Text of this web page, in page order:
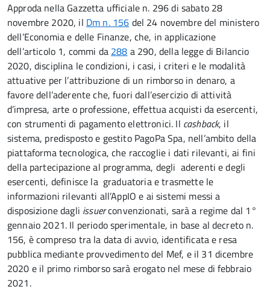
Approda nella Gazzetta ufficiale n. 296 di sabato 28
novembre 2020, il Dm n. 156 del 24 novembre del ministero
dell’Economia e delle Finanze, che, in applicazione
dell’articolo 1, commi da 288 a 290, della legge di Bilancio
2020, disciplina le condizioni, i casi, i criteri e le modalità
attuative per l’attribuzione di un rimborso in denaro, a
favore dell’aderente che, fuori dall’esercizio di attività
d’impresa, arte o professione, effettua acquisti da esercenti,
con strumenti di pagamento elettronici. Il cashback, il
sistema, predisposto e gestito PagoPa Spa, nell’ambito della
piattaforma tecnologica, che raccoglie i dati rilevanti, ai fini
della partecipazione al programma, degli aderenti e degli
esercenti, definisce la graduatoria e trasmette le
informazioni rilevanti all’AppIO e ai sistemi messi a
disposizione dagli issuerconvenzionati, sarà a regime dal 1°
gennaio 2021. Il periodo sperimentale, in base al decreto n.
156, è compreso tra la data di avvio, identificata e resa
pubblica mediante provvedimento del Mef, e il 31 dicembre
2020 e il primo rimborso sarà erogato nel mese di febbraio
2021.